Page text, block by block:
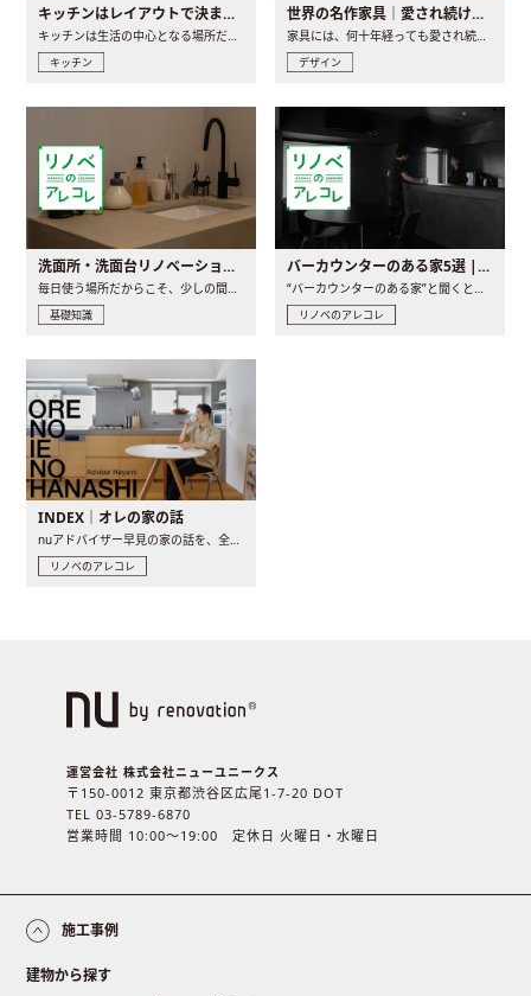
キッチンはレイアウトで決まる。後悔しないための考え方と選び方
キッチンは生活の中心となる場所だからこそ、家の中のどこに置..
キッチン
世界の名作家具｜愛され続ける理由と一生モノとの出会い方
家具には、何十年経っても愛され続ける「名作」と呼ばれるもの..
デザイン
洗面所・洗面台リノベーションの事例と間取りアイデア
毎日使う場所だからこそ、少しの間取りの工夫や素材の選び方で..
基礎知識
バーカウンターのある家5選 | 日常に馴染む“距離の近い”キッチンとは
“バーカウンターのある家”と聞くと、少し特別な、大人のための..
リノベのアレコレ
INDEX｜オレの家の話
nuアドバイザー早見の家の話を、全4話でお届け。リノベーションを..
リノベのアレコレ
運営会社 株式会社ニューユニークス
〒150-0012 東京都渋谷区広尾1-7-20 DOT
TEL 03-5789-6870
営業時間 10:00〜19:00 定休日 火曜日・水曜日
施工事例
建物から探す